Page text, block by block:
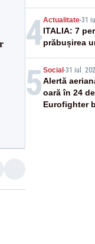
rachetă
4Actualitate-31
ITALIA: 7
prăbușirea
5 Social -31 iul.
Alertă
oară în 24
Eurofighter